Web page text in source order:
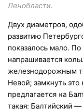
Ленобласти.
Двух диаметров,
развитию
показалось мало.
напрашивается
железнодорожным
Невой; замкнуть
предлагается на
такая: Балтийский